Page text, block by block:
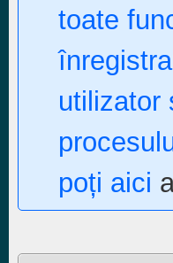
toate
utilizator
poți aici